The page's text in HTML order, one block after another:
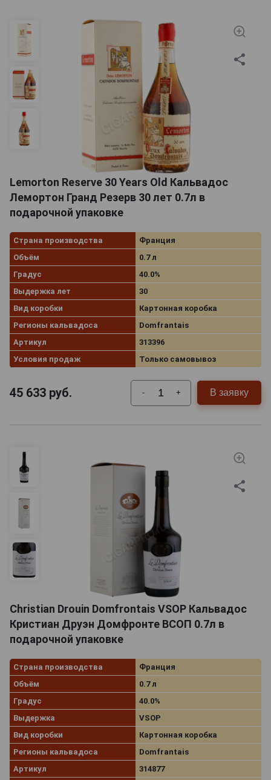
Lemorton Reserve 30 Years Old Кальвадос
Лемортон Гранд Резерв 30 лет 0.7л в
подарочной упаковке
Страна производства
Франция
Объём
0.7 л
Градус
40.0%
Выдержка лет
30
Вид коробки
Картонная коробка
Регионы кальвадоса
Domfrantais
Артикул
313396
Условия продаж
Только самовывоз
45 633 руб. - + В заявку
Christian Drouin Domfrontais VSOP Кальвадос
Кристиан Друэн Домфронте ВСОП 0.7л в
подарочной упаковке
Страна производства
Франция
Объём
0.7 л
Градус
40.0%
Выдержка
VSOP
Вид коробки
Картонная коробка
Регионы кальвадоса
Domfrantais
Артикул
314877